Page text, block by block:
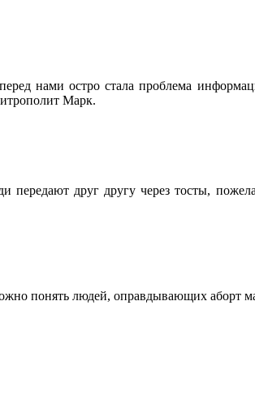
нами остро стала проблема
Марк.
друг другу через тосты,
понять людей, оправдывающих аборт